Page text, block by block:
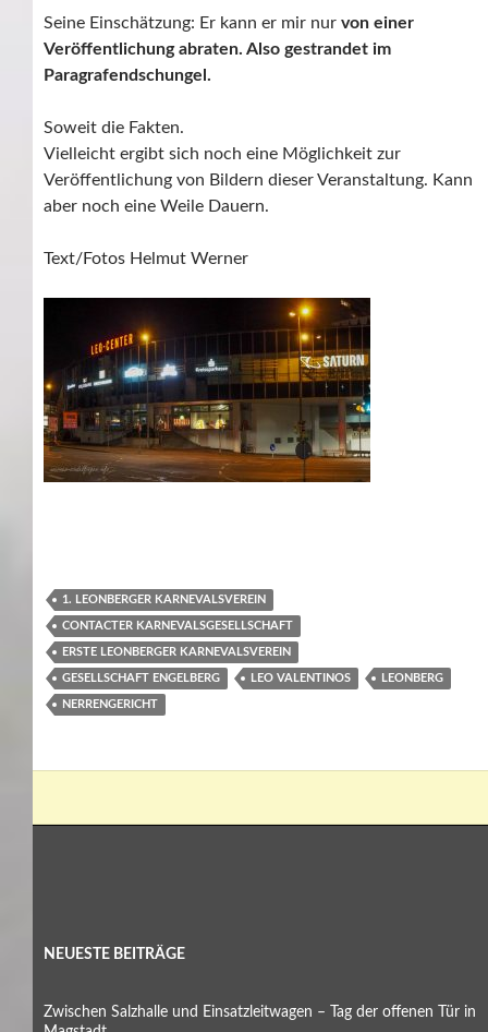
Seine Einschätzung: Er kann er mir nur von einer
Veröffentlichung abraten. Also gestrandet im
Paragrafendschungel.
Soweit die Fakten.
Vielleicht ergibt sich noch eine Möglichkeit zur
Veröffentlichung von Bildern dieser Veranstaltung. Kann
aber noch eine Weile Dauern.
Text/Fotos Helmut Werner
1. LEONBERGER KARNEVALSVEREIN
CONTACTER KARNEVALSGESELLSCHAFT
ERSTE LEONBERGER KARNEVALSVEREIN
GESELLSCHAFT ENGELBERG LEO VALENTINOS LEONBERG
NERRENGERICHT
NEUESTE BEITRÄGE
Zwischen Salzhalle und Einsatzleitwagen – Tag der offenen Tür in